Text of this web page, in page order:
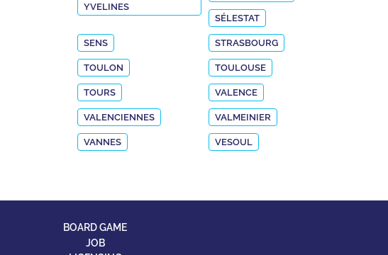
YVELINES
SÉLESTAT
SENS STRASBOURG
TOULON TOULOUSE
TOURS VALENCE
VALENCIENNES VALMEINIER
VANNES VESOUL
BOARD GAME
JOB